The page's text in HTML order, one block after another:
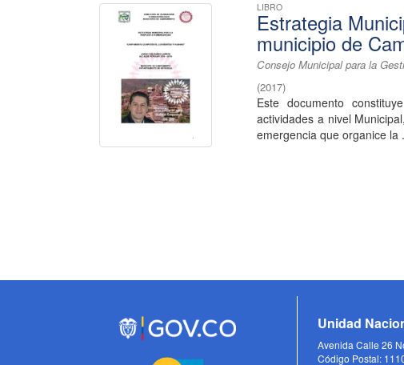
LIBRO
Estrategia
municipio de
Consejo Municipal para la
(2017)
Este documento
actividades a nivel
emergencia que organice la
Unidad
Avenida Calle 26
Código Postal: